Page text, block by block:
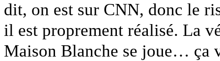
dit, on est sur CNN, donc le
il est proprement réalisé. La
Maison Blanche se joue… ça